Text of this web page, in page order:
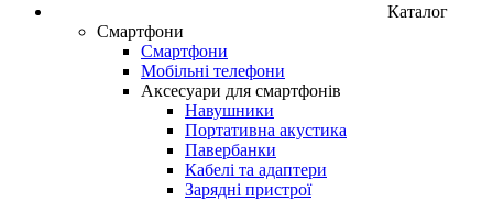
Каталог
Смартфони
Смартфони
Мобільні телефони
Аксесуари для смартфонів
Навушники
Портативна акустика
Павербанки
Кабелі та адаптери
Зарядні пристрої